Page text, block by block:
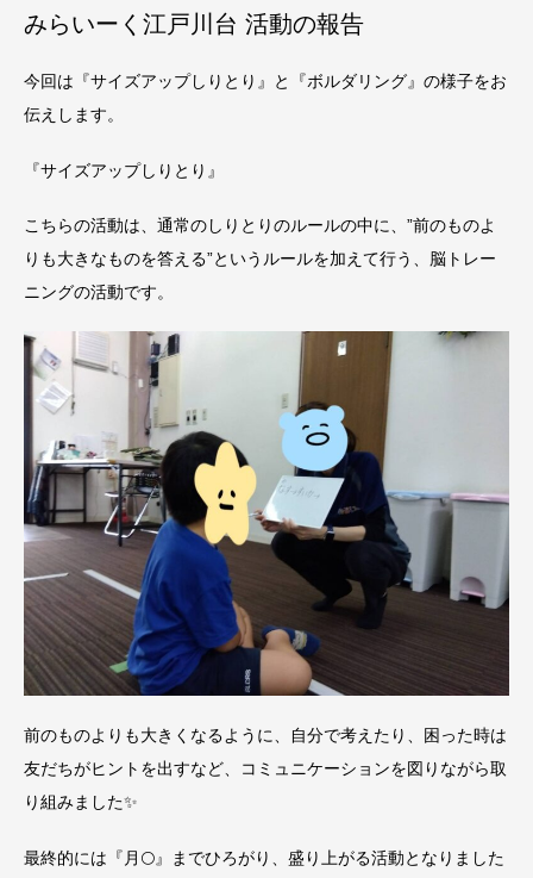
みらいーく江戸川台 活動の報告
今回は『サイズアップしりとり』と『ボルダリング』の様子をお
伝えします。
『サイズアップしりとり』
こちらの活動は、通常のしりとりのルールの中に、”前のものよ
りも大きなものを答える”というルールを加えて行う、脳トレー
ニングの活動です。
前のものよりも大きくなるように、自分で考えたり、困った時は
友だちがヒントを出すなど、コミュニケーションを図りながら取
り組みました✨
最終的には『月🌕』までひろがり、盛り上がる活動となりました